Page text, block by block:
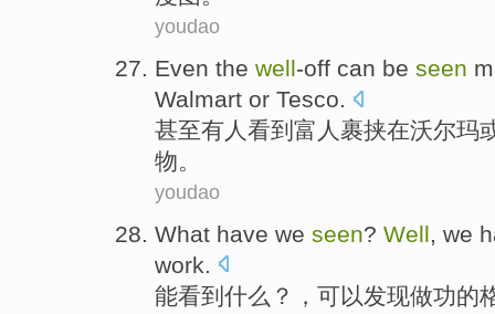
youdao
Even the well-off can be seen
Walmart or Tesco.
甚至有人 看到 富人裹挟在沃尔玛
物。
youdao
What have we seen? Well , we
work
能看到什么？，可以 发现做功的